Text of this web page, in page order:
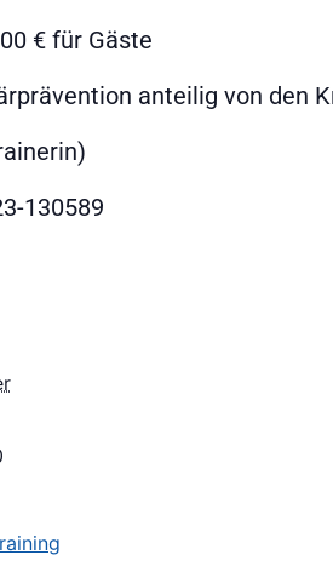
€ für Gäste
anteilig von den
130589